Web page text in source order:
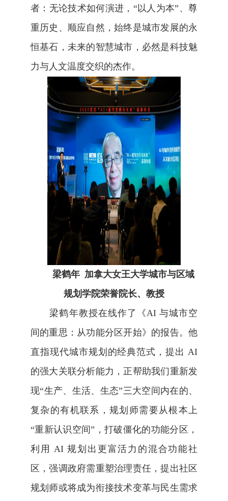
者：无论技术如何演进，“以人为本”、尊
重历史、顺应自然，始终是城市发展的永
恒基石，未来的智慧城市，必然是科技魅
力与人文温度交织的杰作。
梁鹤年 加拿大女王大学城市与区域
规划学院荣誉院长、教授
梁鹤年教授在线作了《AI 与城市空
间的重思：从功能分区开始》的报告。他
直指现代城市规划的经典范式，提出 AI
的强大关联分析能力，正帮助我们重新发
现“生产、生活、生态”三大空间内在的、
复杂的有机联系，规划师需要从根本上
“重新认识空间”，打破僵化的功能分区，
利用AI规划出更富活力的混合功能社
区，强调政府需重塑治理责任，提出社区
规划师或将成为衔接技术变革与民生需求